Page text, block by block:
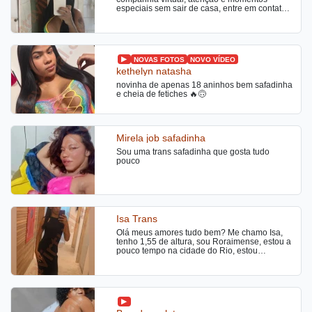
e ficará querendo bis. Aceito cartões de
crédito e débito, te darei um atendimento
repetir. Estou na cidade, atendo no meu local
super tranquilo ou se preferir em motel e hotel.
para termos uma safadeza fantástica e
satisfatória, me contate, beijos.
especiais sem sair de casa, entre em contato,
exclusivos produzidos com muito tesao feitos
para despertar seus desejos, venham me
conhecer.
NOVAS FOTOS NOVO VÍDEO
kethelyn natasha
novinha de apenas 18 aninhos bem safadinha
e cheia de fetiches 🔥🙃
Mirela job safadinha
Sou uma trans safadinha que gosta tudo
pouco
Isa Trans
Olá meus amores tudo bem? Me chamo Isa,
tenho 1,55 de altura, sou Roraimense, estou a
pouco tempo na cidade do Rio, estou
carinhosa, educada, simpatica, cheirosa, ate
ciosa, tenho experiencia com iniciantes, faço
oral natural, beijo grego, fio terra, beijo na
boca e massagem relaxante, caso queira tirar